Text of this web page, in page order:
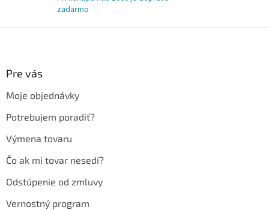
zadarmo
Pre vás
Moje objednávky
Potrebujem poradiť?
Výmena tovaru
Čo ak mi tovar nesedí?
Odstúpenie od zmluvy
Vernostný program